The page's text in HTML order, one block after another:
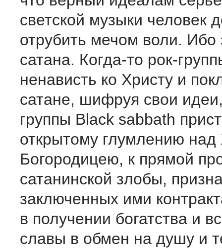
светской музыки человек
отрубить мечом воли. Ибо
сатана. Когда-то рок-
ненависть ко Христу и
сатане, шифруя свои
группы Black sabbath
открытому глумлению над
Богородицею, к прямой
сатанинской злобы,
заключенных ими
в получении богатства и
славы в обмен на душу и